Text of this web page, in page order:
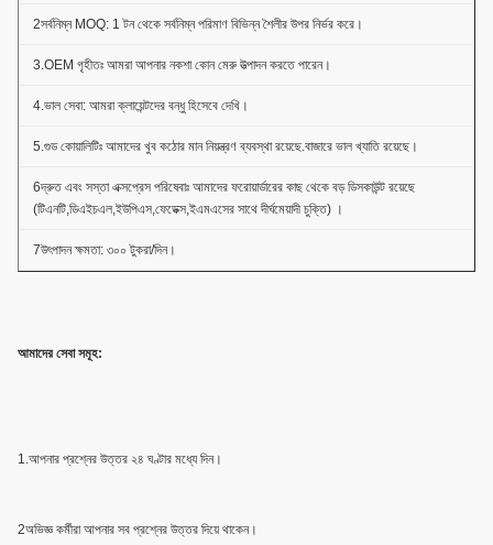
2সর্বনিম্ন MOQ: 1 টন থেকে সর্বনিম্ন পরিমাণ বিভিন্ন শৈলীর উপর নির্ভর করে।
3.OEM গৃহীতঃ আমরা আপনার নকশা কোন মেরু উত্পাদন করতে পারেন।
4.ভাল সেবা: আমরা ক্লায়েন্টদের বন্ধু হিসেবে দেখি।
5.গুড কোয়ালিটিঃ আমাদের খুব কঠোর মান নিয়ন্ত্রণ ব্যবস্থা রয়েছে.বাজারে ভাল খ্যাতি রয়েছে।
6দ্রুত এবং সস্তা এক্সপ্রেস পরিষেবাঃ আমাদের ফরোয়ার্ডারের কাছ থেকে বড় ডিসকাউন্ট রয়েছে
(টিএনটি,ডিএইচএল,ইউপিএস,ফেডেক্স,ইএমএসের সাথে দীর্ঘমেয়াদী চুক্তি) ।
7উৎপাদন ক্ষমতা: ৩০০ টুকরা/দিন।
আমাদের সেবা সমূহ:
1.আপনার প্রশ্নের উত্তর ২৪ ঘণ্টার মধ্যে দিন।
2অভিজ্ঞ কর্মীরা আপনার সব প্রশ্নের উত্তর দিয়ে থাকেন।